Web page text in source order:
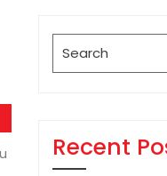
for:
Recent